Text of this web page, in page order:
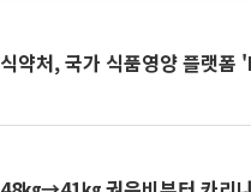
식약처, 국가 식품영양 플랫